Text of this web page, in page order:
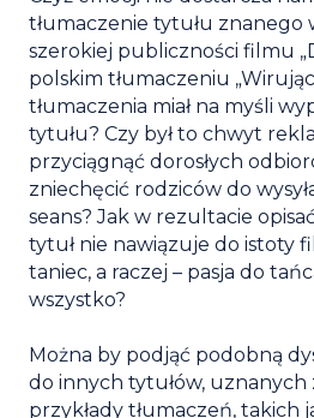
tłumaczenie tytułu znanego
szerokiej publiczności filmu
polskim tłumaczeniu
tłumaczenia miał na myśli
tytułu? Czy był to chwyt
przyciągnąć dorosłych
zniechęcić rodziców do
seans? Jak w rezultacie
tytuł nie nawiązuje do istoty
taniec, a raczej – pasja do
wszystko?
Można by podjąć podobną
do innych tytułów, uznanych
przykłady tłumaczeń, takich